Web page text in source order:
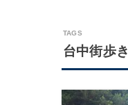
台中街歩き